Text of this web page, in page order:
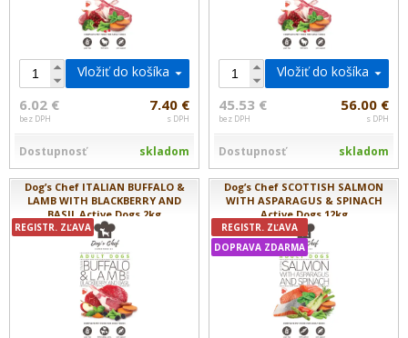
Vložiť do košíka
6.02 €
bez DPH
7.40 €
s DPH
Dostupnosť skladom
Vložiť do košíka
45.53 €
bez DPH
56.00 €
s DPH
Dostupnosť skladom
Dog’s Chef ITALIAN BUFFALO &
LAMB WITH BLACKBERRY AND
BASIL Active Dogs 2kg
REGISTR. ZĽAVA
Dog’s Chef SCOTTISH SALMON
WITH ASPARAGUS & SPINACH
Active Dogs 12kg
REGISTR. ZĽAVA
DOPRAVA ZDARMA